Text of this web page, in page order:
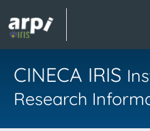
CINECA IRIS
Research